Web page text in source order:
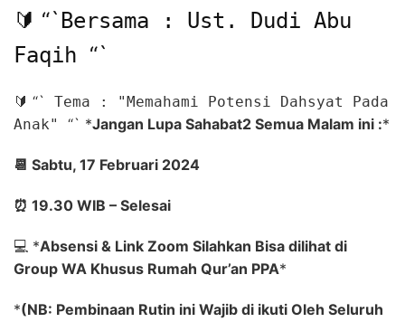
🔰 “` Bersama : Ust. Dudi Abu
Faqih “`
🔰 “`
Tema : "Memahami Potensi Dahsyat Pada
Anak" “` *Jangan Lupa Sahabat2 Semua Malam ini :*
📆 Sabtu, 17 Februari 2024
⏰ 19.30 WIB – Selesai
💻 *Absensi & Link Zoom Silahkan Bisa dilihat di
Group WA Khusus Rumah Qur’an PPA*
*(NB: Pembinaan Rutin ini Wajib di ikuti Oleh Seluruh